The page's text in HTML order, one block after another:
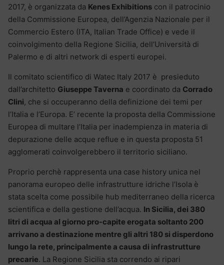
2017, è organizzata da Kenes Exhibitions con il patrocinio
della Commissione Europea, dell’Agenzia Nazionale per il
Commercio Estero (ITA, Italian Trade Office) e vede il
coinvolgimento della Regione Sicilia, dell’Università di
Palermo e di altri network di esperti europei.
Il comitato scientifico di Watec Italy 2017 è presieduto
dall’architetto Giuseppe Taverna e coordinato da Corrado
Clini, che si occuperanno della definizione dei temi per
l’Italia e l’Europa. E’ recente la proposta della Commissione
Europea di multare l’Italia per inadempienza in materia di
depurazione delle acque reflue e in questa proposta 51
agglomerati coinvolgerebbero il territorio siciliano.
Proprio perchè rappresenta una case history unica nel
panorama europeo delle infrastrutture idriche l’Isola è
stata scelta come possibile hub mediterraneo della ricerca
scientifica e della gestione dell’acqua. In Sicilia, dei 380
litri di acqua al giorno pro-capite erogata soltanto 200
arrivano a destinazione mentre gli altri 180 si disperdono
lungo la rete, principalmente a causa di infrastrutture
precarie. La Regione Sicilia sta correndo ai ripari